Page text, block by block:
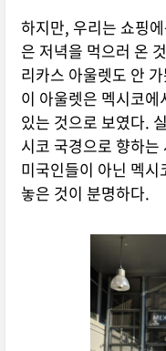
하지만, 우리는 쇼핑
은 저녁을 먹으러 온
리카스 아울렛도 안
이 아울렛은 멕시코
있는 것으로 보였다.
시코 국경으로 향하
미국인들이 아닌 멕
놓은 것이 분명하다.